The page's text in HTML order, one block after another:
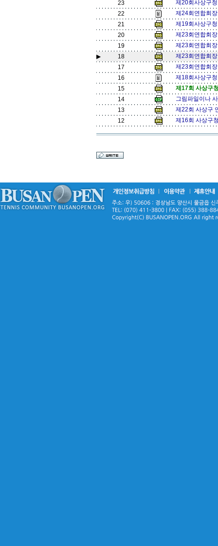
23
제20회사상구
22
제24회연합회
21
제19회사상구
20
제23회연합회
19
제23회연합회
▶
18
제23회연합회
17
제23회연합회
16
제18회사상구
15
제17회 사상구
14
그림파일이나
13
제22회 사상구
12
제16회 사상구